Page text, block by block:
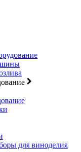
для виноделия